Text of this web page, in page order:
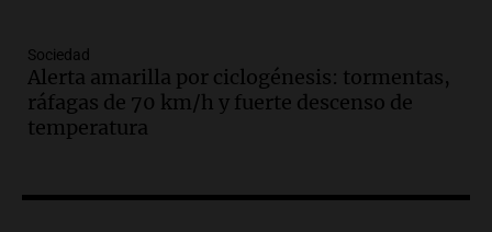
Audio.
en Córdoba: lluvias y viento fuerte para
hoy
Noticias
solidaria que reunirá más de 140 autos
Sociedad
Alerta amarilla por ciclogénesis: tormentas,
ráfagas de 70 km/h y fuerte descenso de
temperatura